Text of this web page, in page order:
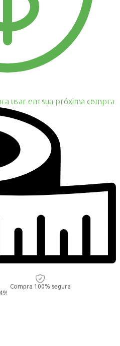
usar em sua próxima compra
Compra 100% segura